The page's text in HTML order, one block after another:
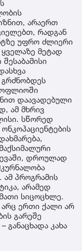
არაერთ
რადგან
უფრო ძლიერი
ყველაზე მეტად
დაავადებული
ამ მხრივ
სწორედ
დროულად
ამ პროგრამის
არამედ
სიცოცხლე.
არც ერთი ქალი არ
გარეშე
განაცხადა კახა